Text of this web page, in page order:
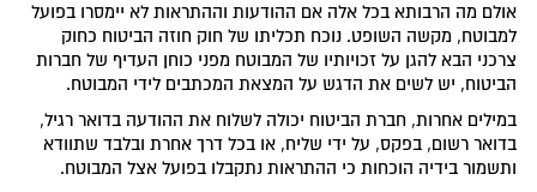
אולם מה הרבותא בכל אלה אם ההודעות וההתראות לא יימסרו בפועל
למבוטח, מקשה השופט. נוכח תכליתו של חוק חוזה הביטוח כחוק
צרכני הבא להגן על זכויותיו של המבוטח מפני כוחן העדיף של חברות
הביטוח, יש לשים את הדגש על המצאת המכתבים לידי המבוטח.
במילים אחרות, חברת הביטוח יכולה לשלוח את ההודעה בדואר רגיל,
בדואר רשום, בפקס, על ידי שליח, או בכל דרך אחרת ובלבד שתוודא
ותשמור בידיה הוכחות כי ההתראות נתקבלו בפועל אצל המבוטח.